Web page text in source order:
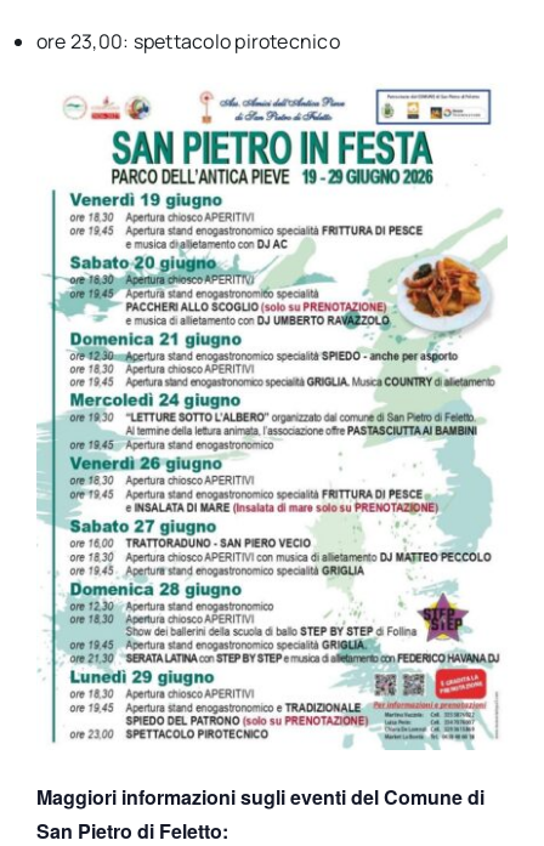
ore 23,00: spettacolo pirotecnico
Maggiori informazioni sugli eventi del Comune di
San Pietro di Feletto: